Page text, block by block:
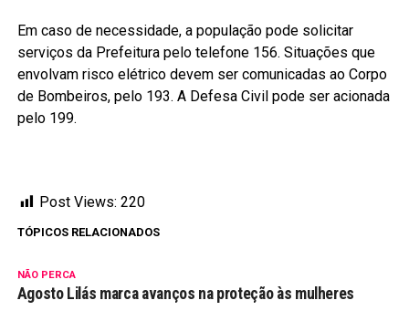
Em caso de necessidade, a população pode solicitar
serviços da Prefeitura pelo telefone 156. Situações que
envolvam risco elétrico devem ser comunicadas ao Corpo
de Bombeiros, pelo 193. A Defesa Civil pode ser acionada
pelo 199.
Post Views: 220
TÓPICOS RELACIONADOS
NÃO PERCA
Agosto Lilás marca avanços na proteção às mulheres